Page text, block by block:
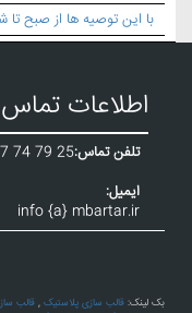
با این توصیه ها از صبح تا
اطلاعات تماس
تلفن تماس:74 79 25
ایمیل:
info {a} mbartar.ir
بک لینک: قالب سازی پلاستیک , قالب